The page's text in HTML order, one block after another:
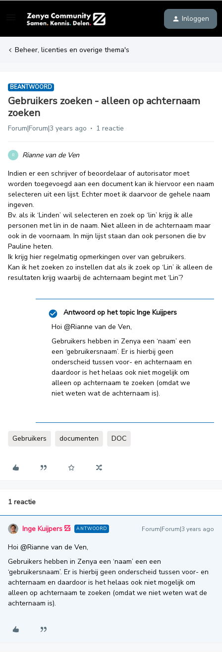
Inloggen
Beheer, licenties en overige thema's
BEANTWOORD
Gebruikers zoeken - alleen op achternaam
zoeken
Forum|Forum|3 years ago 1 reactie
R
Rianne van de Ven
Indien er een schrijver of beoordelaar of autorisator moet
worden toegevoegd aan een document kan ik hiervoor een naam
selecteren uit een lijst. Echter moet ik daarvoor de gehele naam
ingeven.
Bv. als ik ‘Linden’ wil selecteren en zoek op ‘lin’ krijg ik alle
personen met lin in de naam. Niet alleen in de achternaam maar
ook in de voornaam. In mijn lijst staan dan ook personen die bv
Pauline heten.
Ik krijg hier regelmatig opmerkingen over van gebruikers.
Kan ik het zoeken zo instellen dat als ik zoek op ‘Lin’ ik alleen de
resultaten krijg waarbij de achternaam begint met ‘Lin’?
Antwoord op het topic Inge Kuijpers
Hoi @Rianne van de Ven,
Gebruikers hebben in Zenya een ‘naam’ een
een ‘gebruikersnaam’. Er is hierbij geen
onderscheid tussen voor- en achternaam en
daardoor is het helaas ook niet mogelijk om
alleen op achternaam te zoeken (omdat we
niet weten wat de achternaam is).
Gebruikers documenten DOC
1 reactie
Inge Kuijpers ANTWOORD Forum|Forum|3 years ago
Hoi @Rianne van de Ven,
Gebruikers hebben in Zenya een ‘naam’ een een
‘gebruikersnaam’. Er is hierbij geen onderscheid tussen voor- en
achternaam en daardoor is het helaas ook niet mogelijk om
alleen op achternaam te zoeken (omdat we niet weten wat de
achternaam is).